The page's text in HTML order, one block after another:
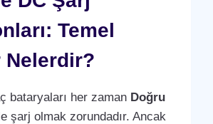
Temel
Nelerdir?
bataryaları her zaman Doğru
şarj olmak zorundadır. Ancak